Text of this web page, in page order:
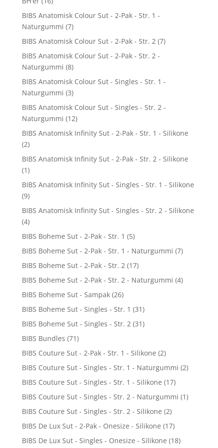
BIBS Anatomisk Colour Sut - 2-Pak - Str. 1 -
Naturgummi (7)
BIBS Anatomisk Colour Sut - 2-Pak - Str. 2 (7)
BIBS Anatomisk Colour Sut - 2-Pak - Str. 2 -
Naturgummi (8)
BIBS Anatomisk Colour Sut - Singles - Str. 1 -
Naturgummi (3)
BIBS Anatomisk Colour Sut - Singles - Str. 2 -
Naturgummi (12)
BIBS Anatomisk Infinity Sut - 2-Pak - Str. 1 - Silikone
(2)
BIBS Anatomisk Infinity Sut - 2-Pak - Str. 2 - Silikone
(1)
BIBS Anatomisk Infinity Sut - Singles - Str. 1 - Silikone
(9)
BIBS Anatomisk Infinity Sut - Singles - Str. 2 - Silikone
(4)
BIBS Boheme Sut - 2-Pak - Str. 1 (5)
BIBS Boheme Sut - 2-Pak - Str. 1 - Naturgummi (7)
BIBS Boheme Sut - 2-Pak - Str. 2 (17)
BIBS Boheme Sut - 2-Pak - Str. 2 - Naturgummi (4)
BIBS Boheme Sut - Sampak (26)
BIBS Boheme Sut - Singles - Str. 1 (31)
BIBS Boheme Sut - Singles - Str. 2 (31)
BIBS Bundles (71)
BIBS Couture Sut - 2-Pak - Str. 1 - Silikone (2)
BIBS Couture Sut - Singles - Str. 1 - Naturgummi (2)
BIBS Couture Sut - Singles - Str. 1 - Silikone (17)
BIBS Couture Sut - Singles - Str. 2 - Naturgummi (1)
BIBS Couture Sut - Singles - Str. 2 - Silikone (2)
BIBS De Lux Sut - 2-Pak - Onesize - Silikone (17)
BIBS De Lux Sut - Singles - Onesize - Silikone (18)